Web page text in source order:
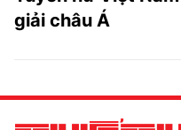
giải châu Á